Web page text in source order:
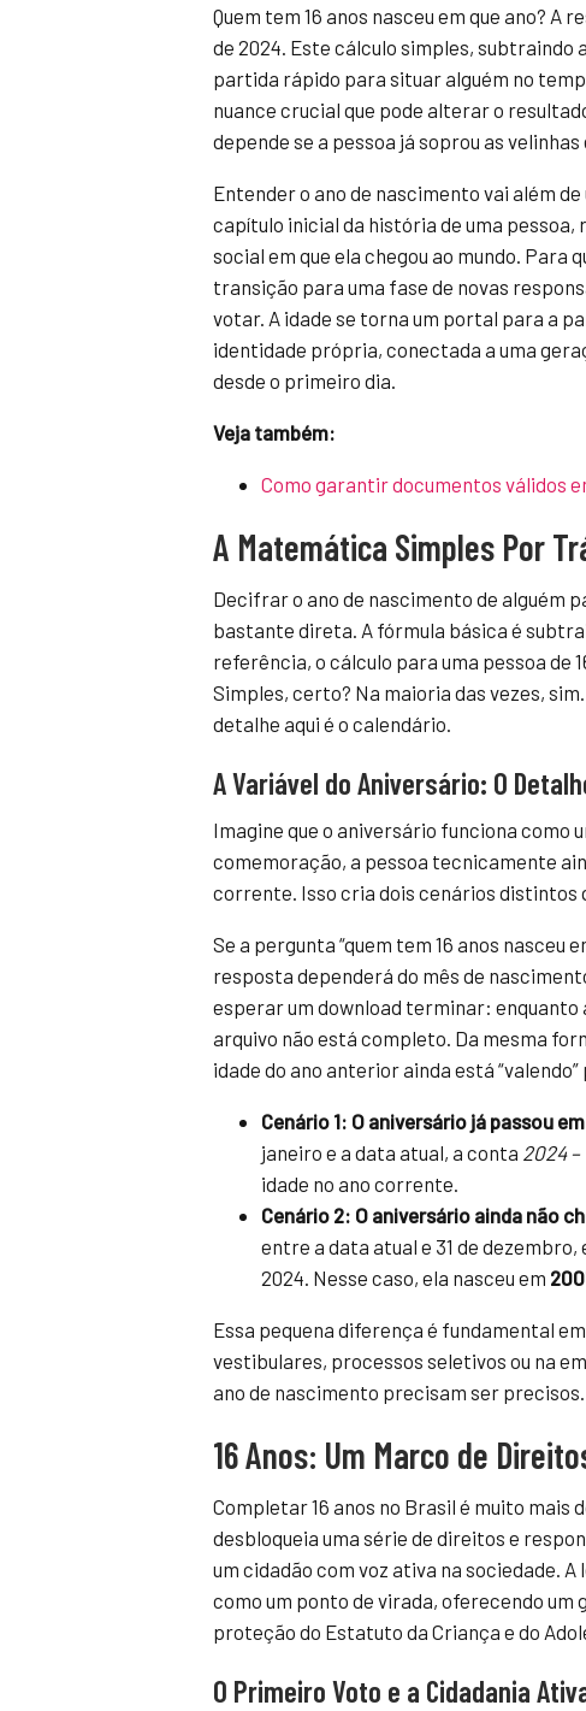
Quem tem 16 anos nasceu em que ano? A
de 2024. Este cálculo simples, subtraindo
partida rápido para situar alguém no
nuance crucial que pode alterar o
depende se a pessoa já soprou as
Entender o ano de nascimento vai além
capítulo inicial da história de uma
social em que ela chegou ao mundo. Para
transição para uma fase de novas
votar. A idade se torna um portal para a
identidade própria, conectada a uma
desde o primeiro dia.
Veja também:
Como garantir documentos válidos
A Matemática Simples Por
Decifrar o ano de nascimento de alguém
bastante direta. A fórmula básica é
referência, o cálculo para uma pessoa de
Simples, certo? Na maioria das vezes,
detalhe aqui é o calendário.
A Variável do Aniversário: O
Imagine que o aniversário funciona como
comemoração, a pessoa tecnicamente
corrente. Isso cria dois cenários distintos
Se a pergunta “quem tem 16 anos nasceu
resposta dependerá do mês de
esperar um download terminar: enquanto
arquivo não está completo. Da mesma
idade do ano anterior ainda está
Cenário 1: O aniversário já passou
janeiro e a data atual, a conta 2024 –
idade no ano corrente.
Cenário 2: O aniversário ainda não
entre a data atual e 31 de dezembro,
2024. Nesse caso, ela nasceu em
Essa pequena diferença é fundamental
vestibulares, processos seletivos ou na
ano de nascimento precisam ser precisos.
16 Anos: Um Marco de
Completar 16 anos no Brasil é muito mais
desbloqueia uma série de direitos e
um cidadão com voz ativa na sociedade.
como um ponto de virada, oferecendo um
proteção do Estatuto da Criança e do
O Primeiro Voto e a Cidadania